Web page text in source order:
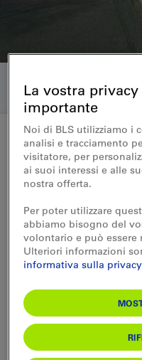
Medienmitteilung 26.01.2023
BLS
Die BLS bereitet
Neubau der
Hilfe von
und die Baupläne
Sondierungen
Die BLS geht
La vostra
importante
Noi di BLS utilizziamo i
analisi e tracciamento
visitatore, per
ai suoi interessi e alle
nostra offerta.
Per poter utilizzare
abbiamo bisogno del
volontario e può essere
Ulteriori informazioni
informativa sulla privacy